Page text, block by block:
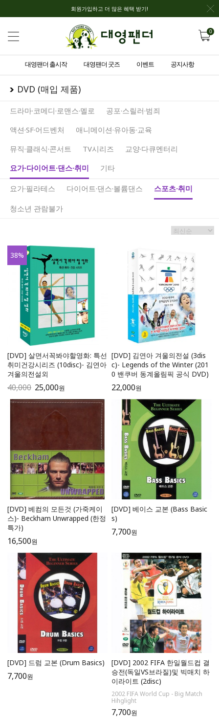
회원가입하고 더 많은 혜택 받기!
0
대영팬더 출시작 대영팬더 굿즈 이벤트 공지사항
DVD (매입 제품)
드라마·코메디·로맨스·멜로
공포·스릴러·범죄
액션·SF·어드벤처
애니메이션·유아동·교육
뮤직·클래식·콘서트
TV시리즈
교양·다큐멘터리
요가·다이어트·댄스·취미
기타
요가·필라테스 다이어트·댄스·볼륨댄스 스포츠·취미
청소년 관람불가
38%
[DVD] 살면서꼭봐야할영화: 특선
취미건강시리즈 (10disc)- 김연아
겨울의전설외
40,000 25,000원
[DVD] 김연아 겨울의전설 (3dis
c)- Legends of the Winter (201
0 밴쿠버 동계올림픽 공식 DVD)
22,000원
[DVD] 베컴의 모든것 (가죽케이
스)- Beckham Unwrapped (한정
특가)
16,500원
[DVD] 베이스 교본 (Bass Basic
s)
7,700원
[DVD] 드럼 교본 (Drum Basics)
7,700원
[DVD] 2002 FIFA 한일월드컵 결
승전(독일VS브라질)및 빅매치 하
이라이트 (2disc)
2002 FIFA World Cup - Big Match
Hihglight
7,700원